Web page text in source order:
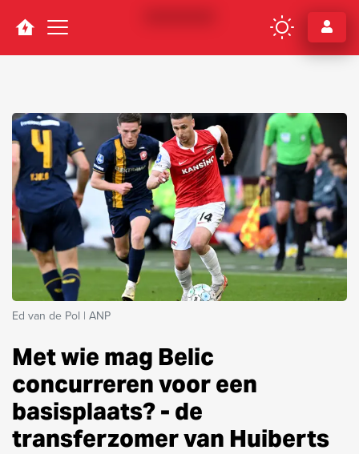
Navigation
Ed van de Pol | ANP
Met wie mag Belic
concurreren voor een
basisplaats? - de
transferzomer van Huiberts